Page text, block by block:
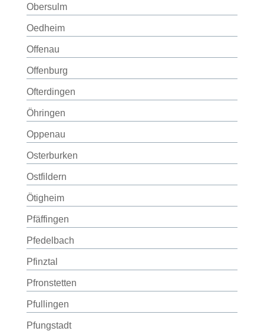
Obersulm
Oedheim
Offenau
Offenburg
Ofterdingen
Öhringen
Oppenau
Osterburken
Ostfildern
Ötigheim
Pfäffingen
Pfedelbach
Pfinztal
Pfronstetten
Pfullingen
Pfungstadt